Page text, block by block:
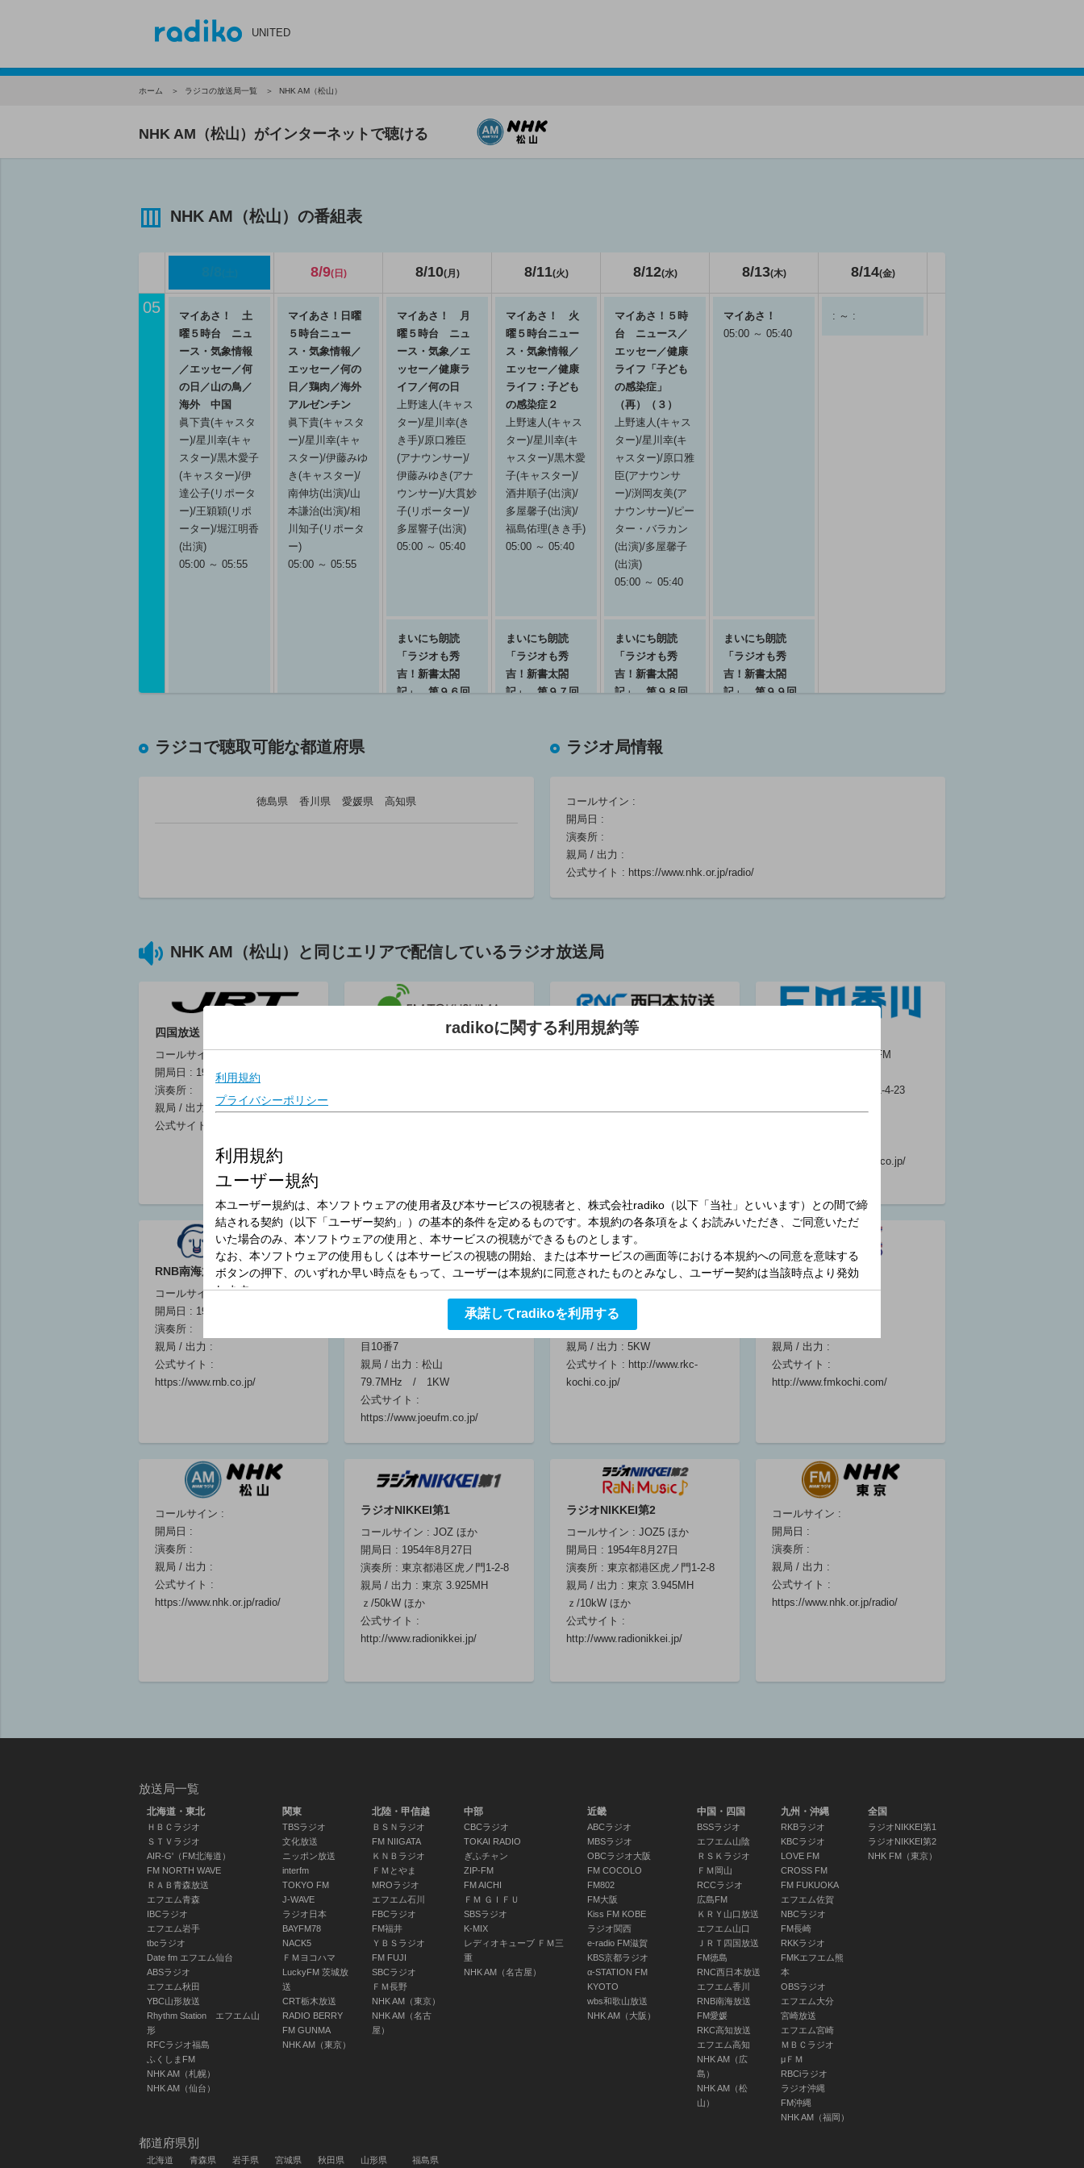
UNITED
ホーム ラジコの放送局一覧 NHK AM（松山）
NHK AM（松山）がインターネットで聴ける
NHK AM（松山）の番組表
8/9(日) 8/10(月) 8/11(火) 8/12(水) 8/13(木) 8/14(金)
05
06
07
マイあさ！ 土
曜５時台 ニュ
ース・気象情報
／エッセー／何
の日／山の鳥／
海外 中国
眞下貴(キャスタ
ー)/星川幸(キャ
スター)/黒木愛子
(キャスター)/伊
達公子(リポータ
ー)/王穎穎(リポ
ーター)/堀江明香
(出演)
05:00 ～ 05:55
マイあさ！６時
素晴らしき２０
ょうは何の日
眞下貴(キャスタ
ー)/星川幸(キャ
スター)/黒木愛子
(キャスター)/サ
エキけんぞう(出
06:00 ～ 06:25
ニュース・気象
情報（四国）
06:25 ～ 06:30
ラジオ体操
鈴木大輔(出演)/
マイあさ！６時
台後半ニュース
／解剖学者が語
るエッセー ２
気象情報（四
国）
06:55 ～ 07:00
マイあさ！ ▽
ＮＨＫけさのニ
ュース
07:00 ～ 07:15
ニュース・気象
情報（四国）
マイあさ！日曜
５時台ニュー
ス・気象情報／
エッセー／何の
日／鶏肉／海外
アルゼンチン
眞下貴(キャスタ
ー)/星川幸(キャ
スター)/伊藤みゆ
き(キャスター)/
南伸坊(出演)/山
本謙治(出演)/相
川知子(リポータ
ー)
05:00 ～ 05:55
マイあさ！ 日
情報／絵本の時
き(キャスター)/
ニュース・気象
情報（四国）
06:25 ～ 06:30
ラジオ体操 夏
操・みんなの体
マイあさ！６時
台後半 ニュー
06:40 ～ 06:55
気象情報（四
国）
06:55 ～ 07:00
マイあさ！ ▽
ＮＨＫけさのニ
ュース
07:00 ～ 07:15
マイあさ！ 月
曜５時台 ニュ
ース・気象／エ
ッセー／健康ラ
イフ／何の日
上野速人(キャス
ター)/星川幸(き
き手)/原口雅臣
(アナウンサー)/
伊藤みゆき(アナ
ウンサー)/大貫妙
子(リポーター)/
多屋響子(出演)
05:00 ～ 05:40
まいにち朗読
「ラジオも秀
吉！新書太閤
記」 第９６回
マイあさ！月曜
ース・気象情報
／ワールドリポ
ート アジア総
臣(アナウンサ
06:00 ～ 06:25
ニュース・気象
情報（四国）
06:25 ～ 06:30
ラジオ体操 夏
期巡回ラジオ体
操・みんなの体
操会 鹿児島
能條貴大(出演)
06:30 ～ 06:40
マイあさ！月曜
６時台後半 ニ
ュース・気象／
マイ！Ｂｉｚ
「日本の成長戦
略」武田洋子
スター)/武田洋子
気象情報（四
国）
06:55 ～ 07:00
マイあさ！ ▽
ＮＨＫけさのニ
ュース
07:00 ～ 07:20
マイあさ！ 火
曜５時台ニュー
ス・気象情報／
エッセー／健康
ライフ：子ども
の感染症２
上野速人(キャス
ター)/星川幸(キ
ャスター)/黒木愛
子(キャスター)/
酒井順子(出演)/
多屋馨子(出演)/
福島佑理(きき手)
05:00 ～ 05:40
まいにち朗読
「ラジオも秀
吉！新書太閤
記」 第９７回
(朗読)/礒野佑子
気象情報（四
05:55 ～ 06:00
マイあさ！火曜
ールドリポー
ト ワシントン
支局／何の日
子(キャスター)/
ニュース・気象
情報（四国）
06:25 ～ 06:30
ラジオ体操 夏
期巡回ラジオ体
マイあさ！火曜
６時台後半 ニ
ュース気象／マ
イ！Ｂｉｚ地域
支える健康チャ
06:40 ～ 06:55
マイあさ！ ▽
ュース
マイあさ！５時
台 ニュース／
エッセー／健康
ライフ「子ども
の感染症」
（再）（３）
上野速人(キャス
ター)/星川幸(キ
ャスター)/原口雅
臣(アナウンサ
ー)/渕岡友美(ア
ナウンサー)/ピー
ター・バラカン
(出演)/多屋馨子
(出演)
05:00 ～ 05:40
まいにち朗読
「ラジオも秀
吉！新書太閤
記」 第９８回
(朗読)/礒野佑子
国）
05:55 ～ 06:00
ルドリポート：
ヨハネスブルク
支局／何の日
臣(アナウンサ
ニュース・気象
情報（四国）
06:25 ～ 06:30
ラジオ体操 夏
期巡回ラジオ体
06:30 ～ 06:40
マイあさ！６時
台後半 ニュー
ス／マイ！Ｂｉ
ｚ「ＡＩ自動翻
訳時代に求めら
れるもの」
ター)/吉川昌孝
気象情報（四
国）
06:55 ～ 07:00
マイあさ！ ▽
ＮＨＫけさのニ
ュース
07:00 ～ 07:20
マイあさ！
05:00 ～ 05:40
まいにち朗読
「ラジオも秀
吉！新書太閤
記」 第９９回
05:55 ～ 06:00
ニュース・気象
情報（四国）
06:25 ～ 06:30
ラジオ体操 夏
期巡回ラジオ体
マイあさ！
06:40 ～ 06:55
気象情報（四
国）
06:55 ～ 07:00
マイあさ！ ▽
ＮＨＫけさのニ
ュース
07:00 ～ 07:20
: ～ :
ラジコで聴取可能な都道府県
徳島県 香川県 愛媛県 高知県
ラジオ局情報
コールサイン :
開局日 :
演奏所 :
親局 / 出力 :
公式サイト : https://www.nhk.or.jp/radio/
NHK AM（松山）と同じエリアで配信しているラジオ放送局
四国放送（株）
コールサイン :
開局日 : 1952年7月1日
演奏所 :
親局 / 出力 :
公式サイト :
（株）エフエム徳島 西日本放送（株）
コールサイン : JOYU-FM
演奏所 : 高松市西宝町1-4-23
https://www.fmkagawa.co.jp/
RNB南海放送
コールサイン :
開局日 : 1953年10月1日
演奏所 :
親局 / 出力 :
公式サイト :
https://www.rnb.co.jp/
（株）エフエム愛媛
コールサイン : JOEU-FM
開局日 : 1982年2月1日
演奏所 : 愛媛県松山市竹原町1丁
目10番7
親局 / 出力 : 松山
79.7MHz / 1KW
公式サイト :
https://www.joeufm.co.jp/
（株）高知放送
コールサイン : ＪＯＺＲ
開局日 : 1953年9月1日
演奏所 : 高知市本町3-2-15
親局 / 出力 : 5KW
公式サイト : http://www.rkc-
kochi.co.jp/
（株）エフエム高知
コールサイン :
親局 / 出力 :
公式サイト :
http://www.fmkochi.com/
コールサイン :
開局日 :
演奏所 :
親局 / 出力 :
公式サイト :
https://www.nhk.or.jp/radio/
ラジオNIKKEI第1
コールサイン : JOZ ほか
開局日 : 1954年8月27日
演奏所 : 東京都港区虎ノ門1-2-8
親局 / 出力 : 東京 3.925MH
ｚ/50kW ほか
公式サイト :
http://www.radionikkei.jp/
ラジオNIKKEI第2
コールサイン : JOZ5 ほか
開局日 : 1954年8月27日
演奏所 : 東京都港区虎ノ門1-2-8
親局 / 出力 : 東京 3.945MH
ｚ/10kW ほか
公式サイト :
http://www.radionikkei.jp/
コールサイン :
開局日 :
演奏所 :
親局 / 出力 :
公式サイト :
https://www.nhk.or.jp/radio/
放送局一覧
北海道・東北
ＨＢＣラジオ
ＳＴＶラジオ
AIR-G'（FM北海道）
FM NORTH WAVE
ＲＡＢ青森放送
エフエム青森
IBCラジオ
エフエム岩手
tbcラジオ
Date fm エフエム仙台
ABSラジオ
エフエム秋田
YBC山形放送
Rhythm Station エフエム山
形
RFCラジオ福島
ふくしまFM
NHK AM（札幌）
NHK AM（仙台）
関東
TBSラジオ
文化放送
ニッポン放送
interfm
TOKYO FM
J-WAVE
ラジオ日本
BAYFM78
NACK5
ＦＭヨコハマ
LuckyFM 茨城放
送
CRT栃木放送
RADIO BERRY
FM GUNMA
NHK AM（東京）
北陸・甲信越
ＢＳＮラジオ
FM NIIGATA
ＫＮＢラジオ
ＦＭとやま
MROラジオ
エフエム石川
FBCラジオ
FM福井
ＹＢＳラジオ
FM FUJI
SBCラジオ
ＦＭ長野
NHK AM（東京）
NHK AM（名古
屋）
中部
CBCラジオ
TOKAI RADIO
ぎふチャン
ZIP-FM
FM AICHI
ＦＭ ＧＩＦＵ
SBSラジオ
K-MIX
レディオキューブ ＦＭ三
重
NHK AM（名古屋）
近畿
ABCラジオ
MBSラジオ
OBCラジオ大阪
FM COCOLO
FM802
FM大阪
Kiss FM KOBE
ラジオ関西
e-radio FM滋賀
KBS京都ラジオ
α-STATION FM
KYOTO
wbs和歌山放送
NHK AM（大阪）
中国・四国
BSSラジオ
エフエム山陰
ＲＳＫラジオ
ＦＭ岡山
RCCラジオ
広島FM
ＫＲＹ山口放送
エフエム山口
ＪＲＴ四国放送
FM徳島
RNC西日本放送
エフエム香川
RNB南海放送
FM愛媛
RKC高知放送
エフエム高知
NHK AM（広
島）
NHK AM（松
山）
九州・沖縄
RKBラジオ
KBCラジオ
LOVE FM
CROSS FM
FM FUKUOKA
エフエム佐賀
NBCラジオ
FM長崎
RKKラジオ
FMKエフエム熊
本
OBSラジオ
エフエム大分
宮崎放送
エフエム宮崎
ＭＢＣラジオ
μＦＭ
RBCiラジオ
ラジオ沖縄
FM沖縄
NHK AM（福岡）
全国
ラジオNIKKEI第1
ラジオNIKKEI第2
NHK FM（東京）
都道府県別
北海道 青森県 岩手県 宮城県 秋田県 山形県 福島県
radikoに関する利用規約等
承諾してradikoを利用する